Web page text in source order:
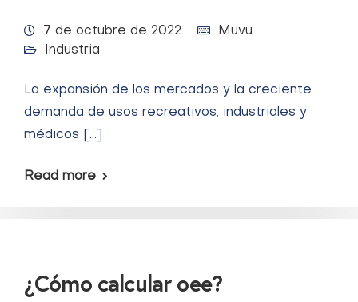
7 de octubre de 2022
Muvu
Industria
La expansión de los mercados y la creciente
demanda de usos recreativos, industriales y
médicos […]
Read more
¿Cómo calcular oee?